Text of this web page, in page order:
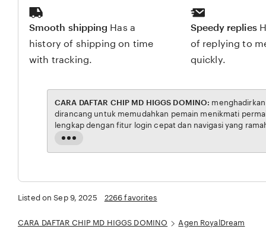
Smooth shipping Has a
history of shipping on time
with tracking.
Speedy replies
of replying to
quickly.
Read
the
CARA DAFTAR CHIP MD HIGGS DOMINO:
dirancang untuk memudahkan pemain menikmati permainan RoyalDream dengan aman dan transparan,
lengkap dengan fitur login cepat dan navigasi yang ramah pengguna. Setiap transaksi dijamin aman,
sementara update hasil dan informasi permainan selalu tersedia secara real-time. Dengan CARA DAFTAR CHIP
Listed on Sep 9, 2025 2266 favorites
CARA DAFTAR CHIP MD HIGGS DOMINO Agen RoyalDream